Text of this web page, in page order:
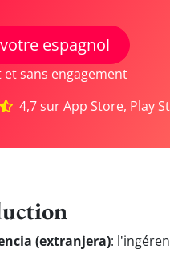
espagnol
sans engagement
4,7 sur App Store, Play
(extranjera):